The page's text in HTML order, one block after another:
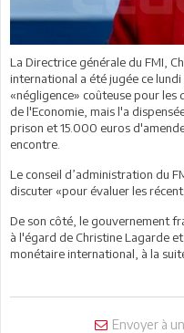
La Directrice générale du FMI,
international a été jugée ce
«négligence» coûteuse pour
de l'Economie, mais l'a
prison et 15.000 euros
encontre.
Le conseil d’administration du
discuter «pour évaluer les
De son côté, le gouvernement
à l'égard de Christine Lagarde
monétaire international, à la
Envoyer à